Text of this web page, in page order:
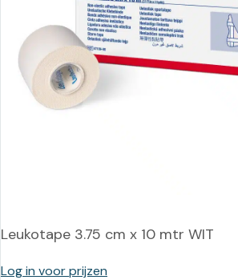
Leukotape 3.75 cm x 10 mtr WIT
Log in voor prijzen